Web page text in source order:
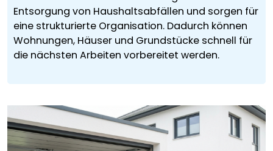
Entsorgung von Haushaltsabfällen und sorgen für
eine strukturierte Organisation. Dadurch können
Wohnungen, Häuser und Grundstücke schnell für
die nächsten Arbeiten vorbereitet werden.